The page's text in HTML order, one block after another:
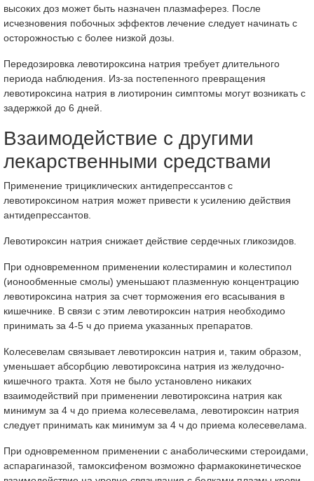
высоких доз может быть назначен плазмаферез. После
исчезновения побочных эффектов лечение следует начинать с
осторожностью с более низкой дозы.
Передозировка левотироксина натрия требует длительного
периода наблюдения. Из-за постепенного превращения
левотироксина натрия в лиотиронин симптомы могут возникать с
задержкой до 6 дней.
Взаимодействие с другими
лекарственными средствами
Применение трициклических антидепрессантов с
левотироксином натрия может привести к усилению действия
антидепрессантов.
Левотироксин натрия снижает действие сердечных гликозидов.
При одновременном применении колестирамин и колестипол
(ионообменные смолы) уменьшают плазменную концентрацию
левотироксина натрия за счет торможения его всасывания в
кишечнике. В связи с этим левотироксин натрия необходимо
принимать за 4-5 ч до приема указанных препаратов.
Колесевелам связывает левотироксин натрия и, таким образом,
уменьшает абсорбцию левотироксина натрия из желудочно-
кишечного тракта. Хотя не было установлено никаких
взаимодействий при применении левотироксина натрия как
минимум за 4 ч до приема колесевелама, левотироксин натрия
следует принимать как минимум за 4 ч до приема колесевелама.
При одновременном применении с анаболическими стероидами,
аспарагиназой, тамоксифеном возможно фармакокинетическое